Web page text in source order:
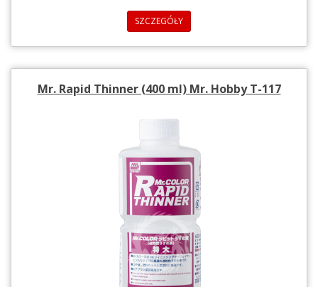
SZCZEGÓŁY
Mr. Rapid Thinner (400 ml) Mr. Hobby T-117